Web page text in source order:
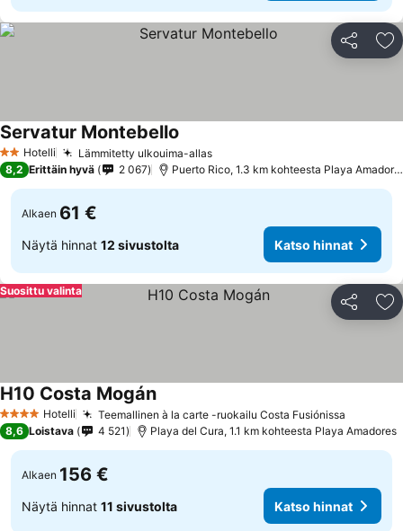
Jaa
2 Tähtiluokitus
Hotelli Lämmitetty ulkouima-allas
Servatur Montebello
8,2 Erittäin hyvä 2 067 Puerto Rico, 1.3 km kohteesta Playa Amadores
Alkaen 61 €
Näytä hinnat 12 sivustolta Katso hinnat
Jaa
Suosittu valinta
4 Tähtiluokitus
Hotelli Teemallinen à la carte -ruokailu Costa Fusiónissa
H10 Costa Mogán
8,6 Loistava 4 521 Playa del Cura, 1.1 km kohteesta Playa Amadores
Alkaen 156 €
Näytä hinnat 11 sivustolta Katso hinnat